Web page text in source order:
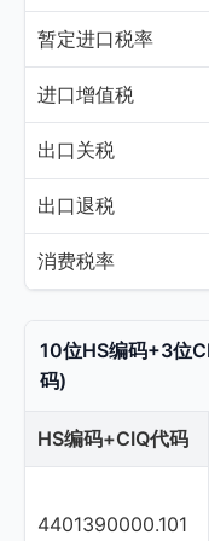
暂定进口税率
进口增值税
出口关税
出口退税
消费税率
10位HS编码+3位
码)
HS编码+CIQ代码
4401390000.101